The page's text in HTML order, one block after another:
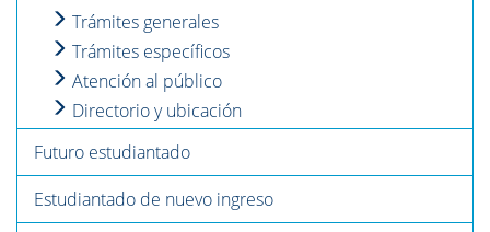
Trámites generales
Trámites específicos
Atención al público
Directorio y ubicación
Futuro estudiantado
Estudiantado de nuevo ingreso